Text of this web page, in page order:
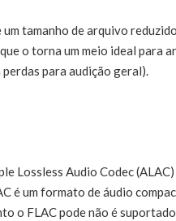
tamanho de arquivo
o torna um meio ideal para
para audição geral).
Lossless Audio Codec
é um formato de áudio
o FLAC pode não é